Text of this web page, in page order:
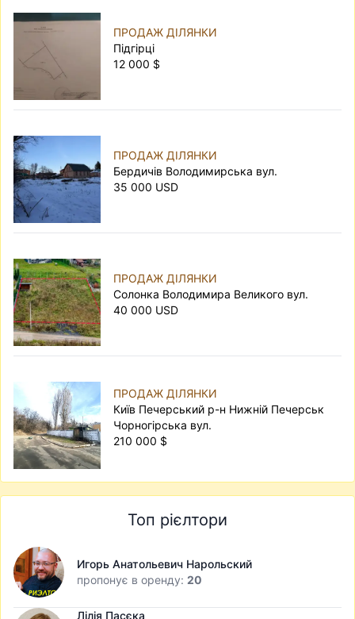
ПРОДАЖ ДІЛЯНКИ
Підгірці
12 000 $
ПРОДАЖ ДІЛЯНКИ
Бердичів Володимирська вул.
35 000 USD
ПРОДАЖ ДІЛЯНКИ
Солонка Володимира Великого вул.
40 000 USD
ПРОДАЖ ДІЛЯНКИ
Київ Печерський р-н Нижній Печерськ
Чорногірська вул.
210 000 $
Топ рієлтори
Игорь Анатольевич Нарольский
пропонує в оренду: 20
Лілія Пасєка